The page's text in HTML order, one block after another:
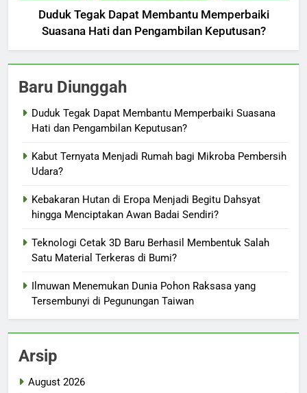
Duduk Tegak Dapat Membantu Memperbaiki
Suasana Hati dan Pengambilan Keputusan?
Baru Diunggah
Duduk Tegak Dapat Membantu Memperbaiki Suasana
Hati dan Pengambilan Keputusan?
Kabut Ternyata Menjadi Rumah bagi Mikroba Pembersih
Udara?
Kebakaran Hutan di Eropa Menjadi Begitu Dahsyat
hingga Menciptakan Awan Badai Sendiri?
Teknologi Cetak 3D Baru Berhasil Membentuk Salah
Satu Material Terkeras di Bumi?
Ilmuwan Menemukan Dunia Pohon Raksasa yang
Tersembunyi di Pegunungan Taiwan
Arsip
August 2026